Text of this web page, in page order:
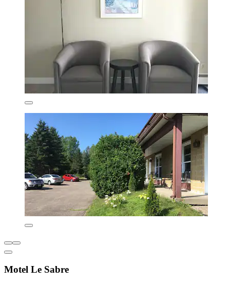
Motel Le Sabre